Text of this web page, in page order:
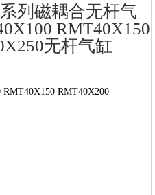
列磁耦合无杆气
RMT40X150
无杆气缸
RMT40X200